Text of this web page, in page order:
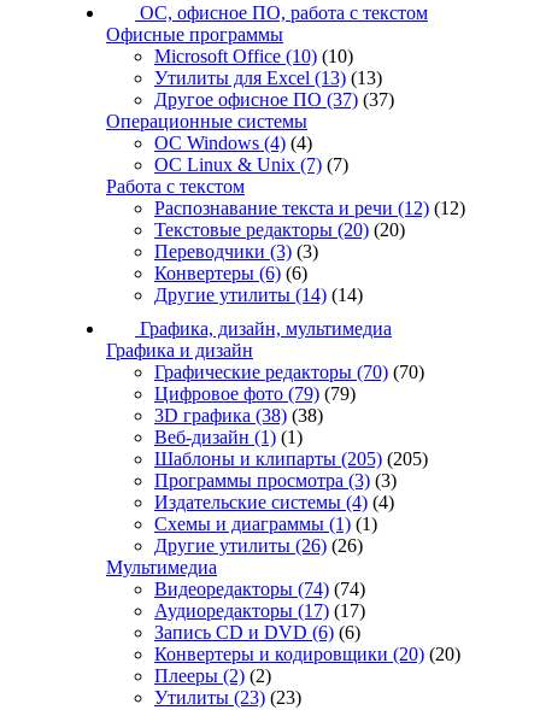
ОС, офисное ПО, работа с текстом
Офисные программы
Microsoft Office (10) (10)
Утилиты для Excel (13) (13)
Другое офисное ПО (37) (37)
Операционные системы
ОС Windows (4) (4)
ОС Linux & Unix (7) (7)
Работа с текстом
Распознавание текста и речи (12) (12)
Текстовые редакторы (20) (20)
Переводчики (3) (3)
Конвертеры (6) (6)
Другие утилиты (14) (14)
Графика, дизайн, мультимедиа
Графика и дизайн
Графические редакторы (70) (70)
Цифровое фото (79) (79)
3D графика (38) (38)
Веб-дизайн (1) (1)
Шаблоны и клипарты (205) (205)
Программы просмотра (3) (3)
Издательские системы (4) (4)
Схемы и диаграммы (1) (1)
Другие утилиты (26) (26)
Мультимедиа
Видеоредакторы (74) (74)
Аудиоредакторы (17) (17)
Запись CD и DVD (6) (6)
Конвертеры и кодировщики (20) (20)
Плееры (2) (2)
Утилиты (23) (23)